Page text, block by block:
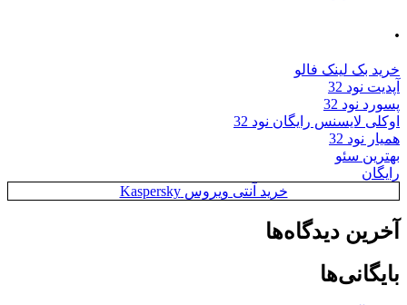
.
خرید بک لینک فالو
آپدیت نود 32
پسورد نود 32
اوکلی لایسنس رایگان نود 32
همیار نود 32
بهترین سئو
رایگان
خرید آنتی ویروس Kaspersky
آخرین دیدگاه‌ها
بایگانی‌ها